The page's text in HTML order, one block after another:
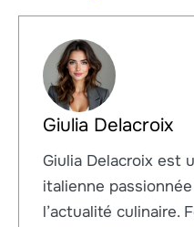
Giulia Delacroix
Giulia Delacroix est
italienne
l’actualité culinaire.